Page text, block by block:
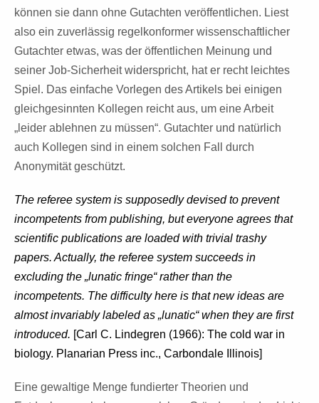
können sie dann ohne Gutachten veröffentlichen. Liest
also ein zuverlässig regelkonformer wissenschaftlicher
Gutachter etwas, was der öffentlichen Meinung und
seiner Job-Sicherheit widerspricht, hat er recht leichtes
Spiel. Das einfache Vorlegen des Artikels bei einigen
gleichgesinnten Kollegen reicht aus, um eine Arbeit
„leider ablehnen zu müssen“. Gutachter und natürlich
auch Kollegen sind in einem solchen Fall durch
Anonymität geschützt.
The referee system is supposedly devised to prevent
incompetents from publishing, but everyone agrees that
scientific publications are loaded with trivial trashy
papers. Actually, the referee system succeeds in
excluding the „lunatic fringe“ rather than the
incompetents. The difficulty here is that new ideas are
almost invariably labeled as „lunatic“ when they are first
introduced. [Carl C. Lindegren (1966): The cold war in
biology. Planarian Press inc., Carbondale Illinois]
Eine gewaltige Menge fundierter Theorien und